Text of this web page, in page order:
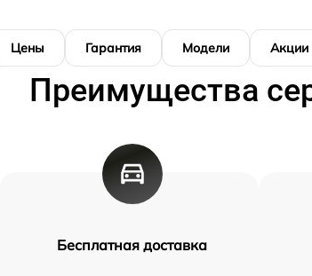
Цены Гарантия Модели Акции
Преимущества
Бесплатная доставка